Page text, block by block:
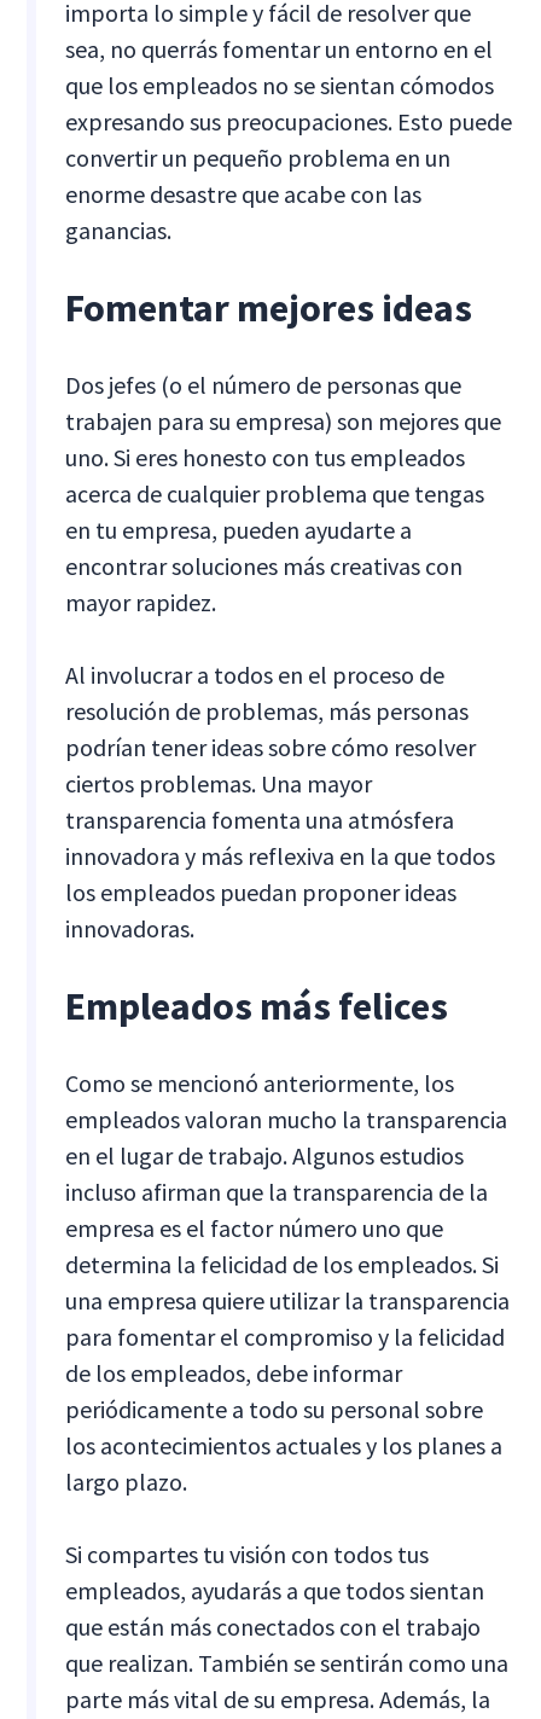
importa lo simple y fácil de resolver que
sea, no querrás fomentar un entorno en el
que los empleados no se sientan cómodos
expresando sus preocupaciones. Esto puede
convertir un pequeño problema en un
enorme desastre que acabe con las
ganancias.
Fomentar mejores ideas
Dos jefes (o el número de personas que
trabajen para su empresa) son mejores que
uno. Si eres honesto con tus empleados
acerca de cualquier problema que tengas
en tu empresa, pueden ayudarte a
encontrar soluciones más creativas con
mayor rapidez.
Al involucrar a todos en el proceso de
resolución de problemas, más personas
podrían tener ideas sobre cómo resolver
ciertos problemas. Una mayor
transparencia fomenta una atmósfera
innovadora y más reflexiva en la que todos
los empleados puedan proponer ideas
innovadoras.
Empleados más felices
Como se mencionó anteriormente, los
empleados valoran mucho la transparencia
en el lugar de trabajo. Algunos estudios
incluso afirman que la transparencia de la
empresa es el factor número uno que
determina la felicidad de los empleados. Si
una empresa quiere utilizar la transparencia
para fomentar el compromiso y la felicidad
de los empleados, debe informar
periódicamente a todo su personal sobre
los acontecimientos actuales y los planes a
largo plazo.
Si compartes tu visión con todos tus
empleados, ayudarás a que todos sientan
que están más conectados con el trabajo
que realizan. También se sentirán como una
parte más vital de su empresa. Además, la